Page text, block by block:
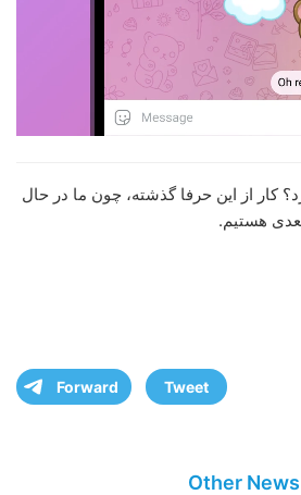
از این حرفا گذشته، چون ما در حال
هستیم.
Forward Tweet
Other News